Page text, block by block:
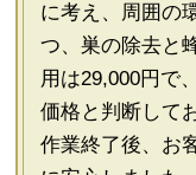
に考え、周囲の
つ、巣の除去と
用は29,000円で
価格と判断して
作業終了後、お